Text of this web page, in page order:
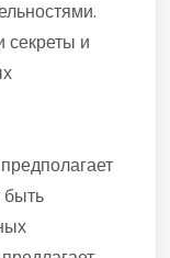
секреты и
быть